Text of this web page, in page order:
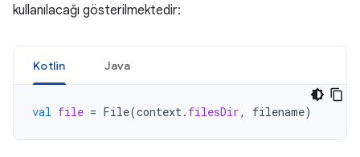
kullanılacağı gösterilmektedir:
Kotlin Java
val file = File(context. filesDir, filename)